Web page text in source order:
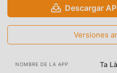
Descargar
Versiones
NOMBRE DE LA APP Ta